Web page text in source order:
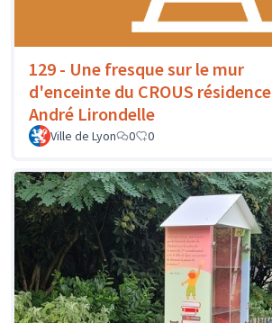
129 - Une fresque sur le mur
d'enceinte du CROUS résidence
André Lirondelle
Ville de Lyon 0 0